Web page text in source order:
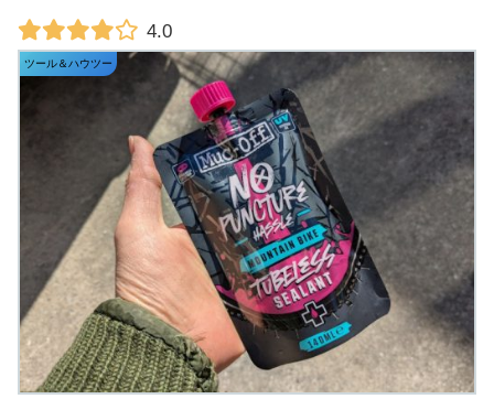
4.0
ツール＆ハウツー